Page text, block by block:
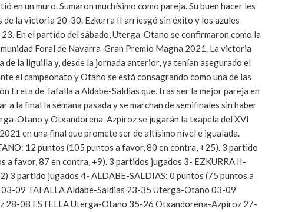
en un muro. Sumaron muchísimo como pareja. Su buen hacer les
la victoria 20-30. Ezkurra II arriesgó sin éxito y los azules
En el partido del sábado, Uterga-Otano se confirmaron como la
Foral de Navarra-Gran Premio Magna 2021. La victoria
la liguilla y, desde la jornada anterior, ya tenían asegurado el
el campeonato y Otano se está consagrando como una de las
Ereta de Tafalla a Aldabe-Saldias que, tras ser la mejor pareja en
la final la semana pasada y se marchan de semifinales sin haber
Otano y Otxandorena-Azpiroz se jugarán la txapela del XVI
en una final que promete ser de altísimo nivel e igualada.
12 puntos (105 puntos a favor, 80 en contra, +25). 3 partido
favor, 87 en contra, +9). 3 partidos jugados 3- EZKURRA II-
3 partido jugados 4- ALDABE-SALDIAS: 0 puntos (75 puntos a
09 TAFALLA Aldabe-Saldias 23-35 Uterga-Otano 03-09
08 ESTELLA Uterga-Otano 35-26 Otxandorena-Azpiroz 27-